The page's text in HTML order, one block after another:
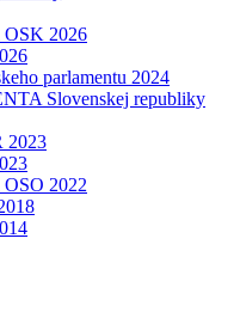
2026
parlamentu 2024
Slovenskej republiky
2023
2022